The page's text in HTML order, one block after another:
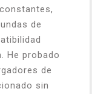
de
He probado
de
sin